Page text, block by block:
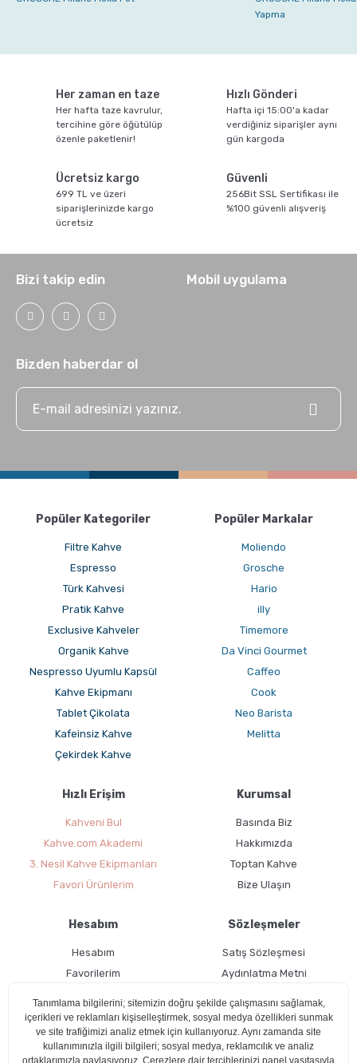
Yapma
Her zaman en taze
Her hafta taze kavrulur,
tercihine göre öğütülüp
özenle paketlenir!
Hızlı Gönderi
Hafta içi 15:00'a kadar
verdiğiniz siparişler aynı
gün kargoda
Ücretsiz kargo
699 TL ve üzeri
siparişlerinizde kargo
ücretsiz
Güvenli
256Bit SSL Sertifikası ile
%100 güvenli alışveriş
Bizi takip edin
Bizden haberdar ol
Mobil uygulama
Popüler Kategoriler
Filtre Kahve
Espresso
Türk Kahvesi
Pratik Kahve
Exclusive Kahveler
Organik Kahve
Nespresso Uyumlu Kapsül
Kahve Ekipmanı
Tablet Çikolata
Kafeinsiz Kahve
Çekirdek Kahve
Popüler Markalar
Moliendo
Grosche
Hario
illy
Timemore
Da Vinci Gourmet
Caffeo
Cook
Neo Barista
Melitta
Hızlı Erişim
Kahveni Bul
Kahve.com Akademi
3. Nesil Kahve Ekipmanları
Favori Ürünlerim
Kurumsal
Basında Biz
Hakkımızda
Toptan Kahve
Bize Ulaşın
Hesabım
Hesabım
Favorilerim
Ücretsiz Üyelik
Sözleşmeler
Satış Sözleşmesi
Aydınlatma Metni
Kullanım Koşulları
Çerez Politikası